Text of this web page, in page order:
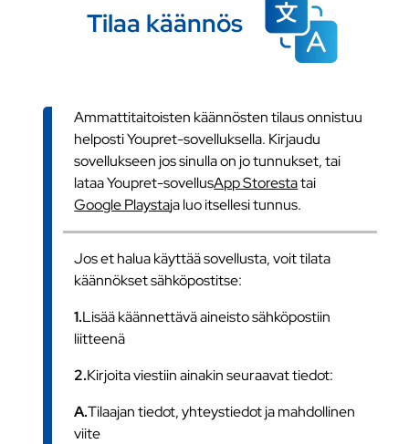
Tilaa käännös
Ammattitaitoisten käännösten tilaus onnistuu
helposti Youpret-sovelluksella. Kirjaudu
sovellukseen jos sinulla on jo tunnukset, tai
lataa Youpret-sovellusApp Storestatai
Google Playstaja luo itsellesi tunnus.
Jos et halua käyttää sovellusta, voit tilata
käännökset sähköpostitse:
1.Lisää käännettävä aineisto sähköpostiin
liitteenä
2.Kirjoita viestiin ainakin seuraavat tiedot:
A.Tilaajan tiedot, yhteystiedot ja mahdollinen
viite